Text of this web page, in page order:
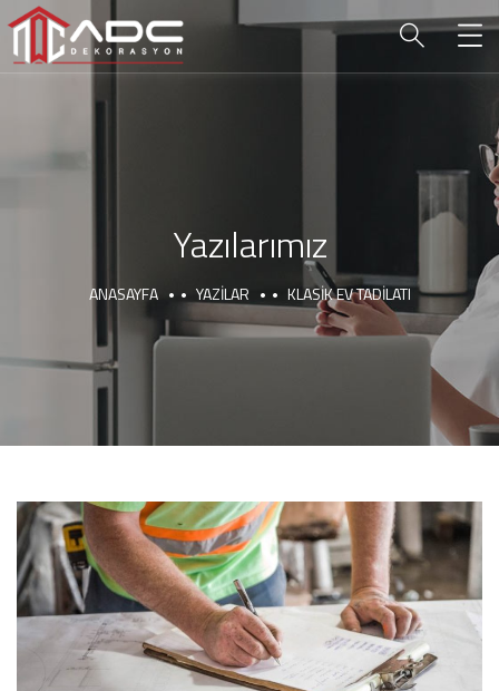
Yazılarımız
ANASAYFA YAZILAR KLASIK EV TADILATI